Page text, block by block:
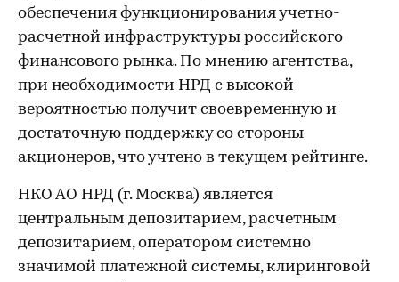
обеспечения функционирования учетно-
расчетной инфраструктуры российского
финансового рынка. По мнению агентства,
при необходимости НРД с высокой
вероятностью получит своевременную и
достаточную поддержку со стороны
акционеров, что учтено в текущем рейтинге.
НКО АО НРД (г. Москва) является
центральным депозитарием, расчетным
депозитарием, оператором системно
значимой платежной системы, клиринговой